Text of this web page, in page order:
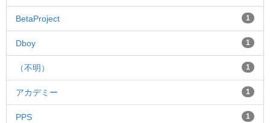
BetaProject 1
Dboy 1
（不明） 1
アカデミー 1
PPS 1